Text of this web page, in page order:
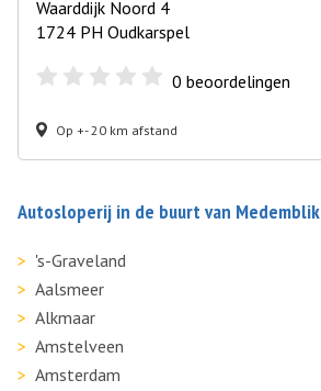
Waarddijk Noord 4
1724 PH Oudkarspel
0 beoordelingen
Op +- 20 km afstand
Autosloperij in de buurt van Medemblik
's-Graveland
Aalsmeer
Alkmaar
Amstelveen
Amsterdam